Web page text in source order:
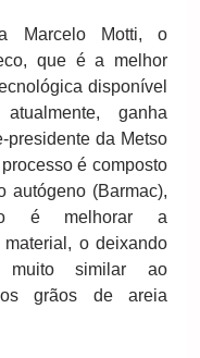
Marcelo Motti, o
que é a melhor
disponível
ganha
presidente da Metso
é composto
autógeno (Barmac),
é melhorar a
o deixando
muito similar ao
grãos de areia